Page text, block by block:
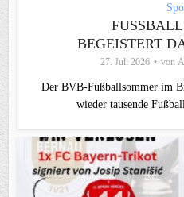
EGEISTERT
27. Juli 2026 von
Der BVB-Fußballsommer im
wieder tausende